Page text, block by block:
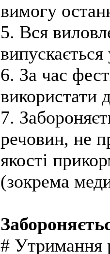
вимогу
5. Вся
6. За час
використати
7.
речовин, не
якості
(зокрема
# Утримання